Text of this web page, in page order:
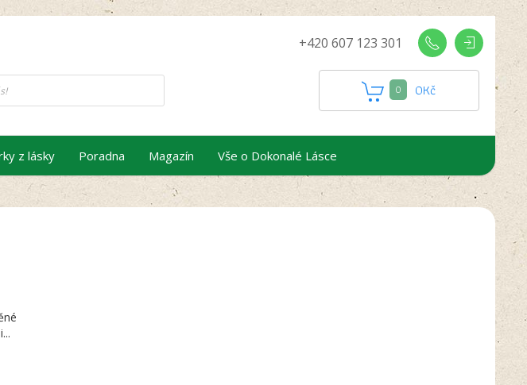
+420 607 123 301
0 0Kč
z lásky Poradna Magazín Vše o Dokonalé Lásce